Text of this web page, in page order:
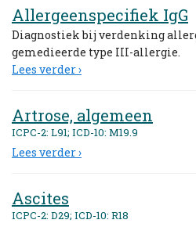
Allergeenspecifiek IgG
Diagnostiek bij verdenking
gemedieerde type III-allergie.
Lees verder ›
Artrose, algemeen
ICPC-2: L91; ICD-10: M19.9
Lees verder ›
Ascites
ICPC-2: D29; ICD-10: R18